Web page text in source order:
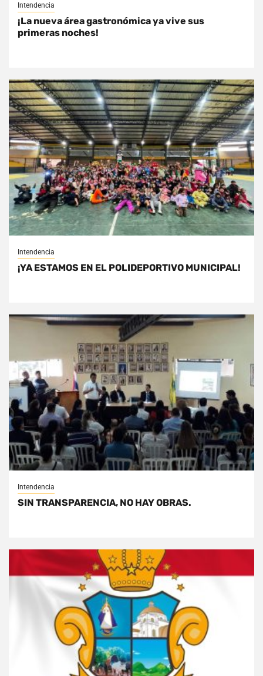
Intendencia
¡La nueva área gastronómica ya vive sus
primeras noches!
Intendencia
¡YA ESTAMOS EN EL POLIDEPORTIVO MUNICIPAL!
Intendencia
SIN TRANSPARENCIA, NO HAY OBRAS.